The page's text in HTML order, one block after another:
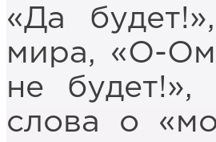
«Да
мира, «О-
не
слова о